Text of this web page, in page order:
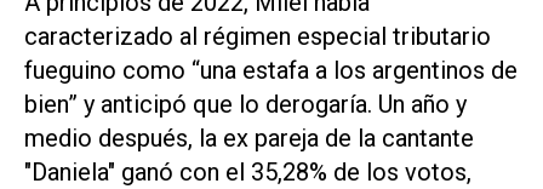
caracterizado al régimen especial tributario
fueguino como “una estafa a los argentinos de
bien” y anticipó que lo derogaría. Un año y
medio después, la ex pareja de la cantante
"Daniela" ganó con el 35,28% de los votos,